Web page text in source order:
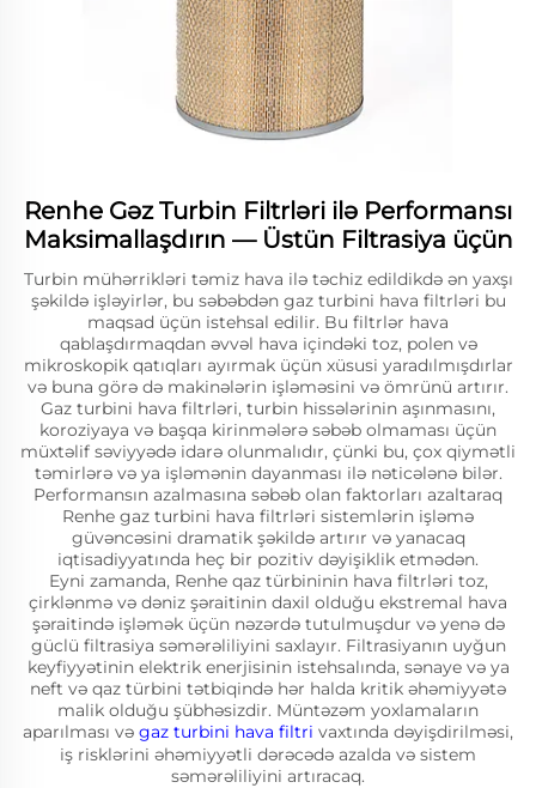
Renhe Gəz Turbin Filtrləri ilə Performansı
Maksimallaşdırın — Üstün Filtrasiya üçün
Turbin mühərrikləri təmiz hava ilə təchiz edildikdə ən yaxşı
şəkildə işləyirlər, bu səbəbdən gaz turbini hava filtrləri bu
maqsad üçün istehsal edilir. Bu filtrlər hava
qablaşdırmaqdan əvvəl hava içindəki toz, polen və
mikroskopik qatıqları ayırmak üçün xüsusi yaradılmışdırlar
və buna görə də makinələrin işləməsini və ömrünü artırır.
Gaz turbini hava filtrləri, turbin hissələrinin aşınmasını,
koroziyaya və başqa kirinmələrə səbəb olmaması üçün
müxtəlif səviyyədə idarə olunmalıdır, çünki bu, çox qiymətli
təmirlərə və ya işləmənin dayanması ilə nəticələnə bilər.
Performansın azalmasına səbəb olan faktorları azaltaraq
Renhe gaz turbini hava filtrləri sistemlərin işləmə
güvəncəsini dramatik şəkildə artırır və yanacaq
iqtisadiyyatında heç bir pozitiv dəyişiklik etmədən.
Eyni zamanda, Renhe qaz türbininin hava filtrləri toz,
çirklənmə və dəniz şəraitinin daxil olduğu ekstremal hava
şəraitində işləmək üçün nəzərdə tutulmuşdur və yenə də
güclü filtrasiya səmərəliliyini saxlayır. Filtrasiyanın uyğun
keyfiyyətinin elektrik enerjisinin istehsalında, sənaye və ya
neft və qaz türbini tətbiqində hər halda kritik əhəmiyyətə
malik olduğu şübhəsizdir. Müntəzəm yoxlamaların
aparılması və gaz turbini hava filtri vaxtında dəyişdirilməsi,
iş risklərini əhəmiyyətli dərəcədə azalda və sistem
səmərəliliyini artıracaq.